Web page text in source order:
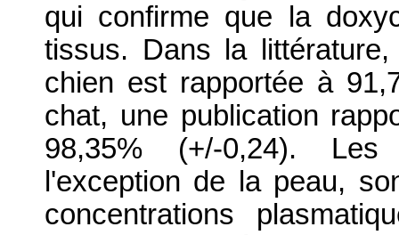
qui confirme que la
tissus. Dans la
chien est rapportée à
chat, une publication
98,35% (+/-0,24). Les
l'exception de la peau,
concentrations